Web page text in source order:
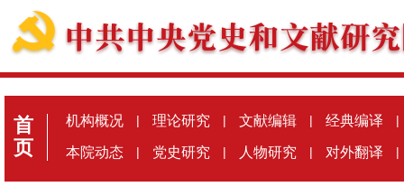
首
页
机构概况 | 理论研究 | 文献编辑 | 经典编译 |
本院动态 | 党史研究 | 人物研究 | 对外翻译 |